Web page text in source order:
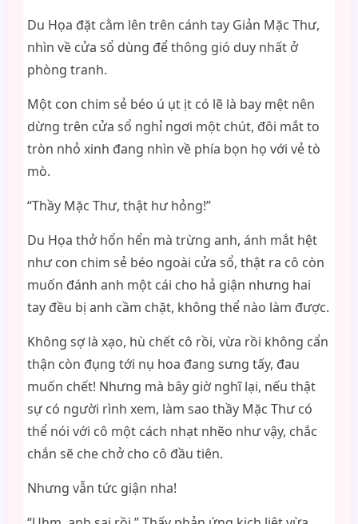
Du Họa đặt cằm lên trên cánh tay Giản Mặc Thư,
nhìn về cửa sổ dùng để thông gió duy nhất ở
phòng tranh.
Một con chim sẻ béo ú ụt ịt có lẽ là bay mệt nên
dừng trên cửa sổ nghỉ ngơi một chút, đôi mắt to
tròn nhỏ xinh đang nhìn về phía bọn họ với vẻ tò
mò.
“Thầy Mặc Thư, thật hư hỏng!”
Du Họa thở hổn hển mà trừng anh, ánh mắt hệt
như con chim sẻ béo ngoài cửa sổ, thật ra cô còn
muốn đánh anh một cái cho hả giận nhưng hai
tay đều bị anh cầm chặt, không thể nào làm được.
Không sợ là xạo, hù chết cô rồi, vừa rồi không cẩn
thận còn đụng tới nụ hoa đang sưng tấy, đau
muốn chết! Nhưng mà bây giờ nghĩ lại, nếu thật
sự có người rình xem, làm sao thầy Mặc Thư có
thể nói với cô một cách nhạt nhẽo như vậy, chắc
chắn sẽ che chở cho cô đầu tiên.
Nhưng vẫn tức giận nha!